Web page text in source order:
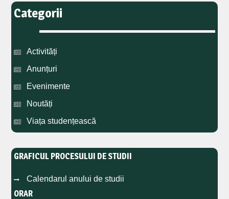
Categorii
Activități
Anunțuri
Evenimente
Noutăți
Viața studențească
GRAFICUL PROCESULUI DE STUDII
Calendarul anului de studii
ORAR